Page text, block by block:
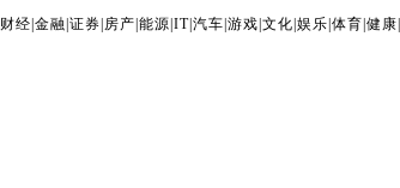
财经 金融 证券 房产 能源 IT| 汽车 游戏 文化 娱乐 体育 健康